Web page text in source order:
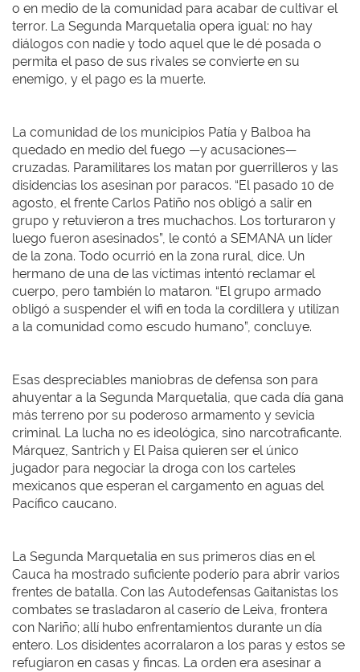
o en medio de la comunidad para acabar de cultivar el
terror. La Segunda Marquetalia opera igual: no hay
diálogos con nadie y todo aquel que le dé posada o
permita el paso de sus rivales se convierte en su
enemigo, y el pago es la muerte.
La comunidad de los municipios Patía y Balboa ha
quedado en medio del fuego —y acusaciones—
cruzadas. Paramilitares los matan por guerrilleros y las
disidencias los asesinan por paracos. “El pasado 10 de
agosto, el frente Carlos Patiño nos obligó a salir en
grupo y retuvieron a tres muchachos. Los torturaron y
luego fueron asesinados”, le contó a SEMANA un líder
de la zona. Todo ocurrió en la zona rural, dice. Un
hermano de una de las víctimas intentó reclamar el
cuerpo, pero también lo mataron. “El grupo armado
obligó a suspender el wifi en toda la cordillera y utilizan
a la comunidad como escudo humano”, concluye.
Esas despreciables maniobras de defensa son para
ahuyentar a la Segunda Marquetalia, que cada día gana
más terreno por su poderoso armamento y sevicia
criminal. La lucha no es ideológica, sino narcotraficante.
Márquez, Santrich y El Paisa quieren ser el único
jugador para negociar la droga con los carteles
mexicanos que esperan el cargamento en aguas del
Pacífico caucano.
La Segunda Marquetalia en sus primeros días en el
Cauca ha mostrado suficiente poderío para abrir varios
frentes de batalla. Con las Autodefensas Gaitanistas los
combates se trasladaron al caserío de Leiva, frontera
con Nariño; allí hubo enfrentamientos durante un día
entero. Los disidentes acorralaron a los paras y estos se
refugiaron en casas y fincas. La orden era asesinar a